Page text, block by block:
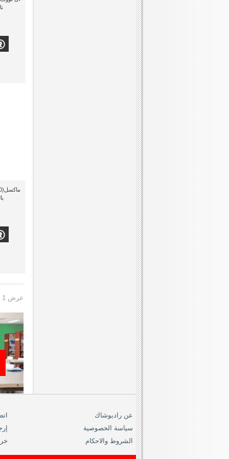
عرض 1 الى 10 من 10 (1 صفحات)
عن راديوشاك
سياسة الخصوصية
الشروط والاحكام